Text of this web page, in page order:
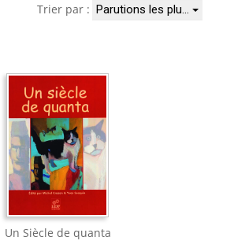
Trier par : Parutions les plu…
Un Siècle de quanta